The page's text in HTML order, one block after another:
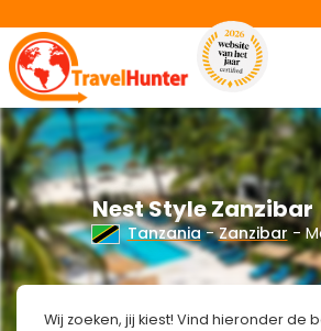
Nest Style Zanzibar
Tanzania-Zanzibar-
Wij zoeken, jij kiest! Vind hieronder de